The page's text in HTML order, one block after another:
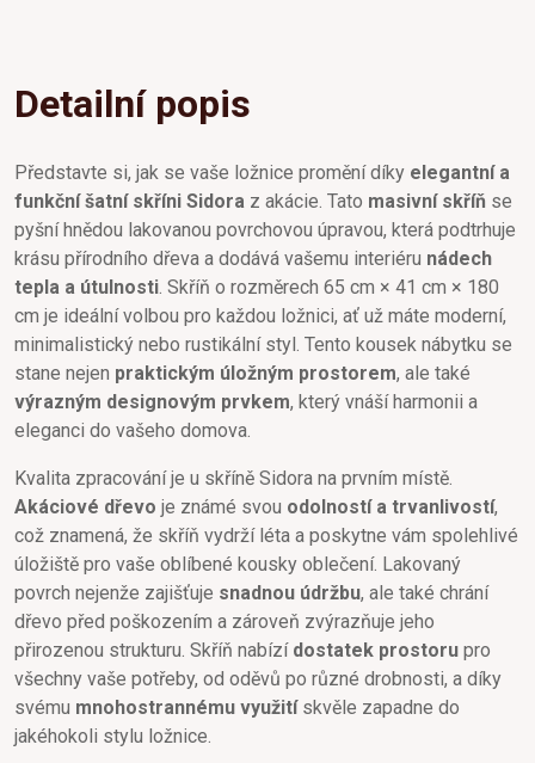
Detailní popis
Představte si, jak se vaše ložnice promění díky elegantní a
funkční šatní skříni Sidora z akácie. Tato masivní skříň se
pyšní hnědou lakovanou povrchovou úpravou, která podtrhuje
krásu přírodního dřeva a dodává vašemu interiéru nádech
tepla a útulnosti . Skříň o rozměrech 65 cm × 41 cm × 180
cm je ideální volbou pro každou ložnici, ať už máte moderní,
minimalistický nebo rustikální styl. Tento kousek nábytku se
stane nejen praktickým úložným prostorem, ale také
výrazným designovým prvkem, který vnáší harmonii a
eleganci do vašeho domova.
Kvalita zpracování je u skříně Sidora na prvním místě.
Akáciové dřevo je známé svou odolností a trvanlivostí,
což znamená, že skříň vydrží léta a poskytne vám spolehlivé
úložiště pro vaše oblíbené kousky oblečení. Lakovaný
povrch nejenže zajišťuje snadnou údržbu, ale také chrání
dřevo před poškozením a zároveň zvýrazňuje jeho
přirozenou strukturu. Skříň nabízí dostatek prostoru pro
všechny vaše potřeby, od oděvů po různé drobnosti, a díky
svému mnohostrannému využitískvěle zapadne do
jakéhokoli stylu ložnice.